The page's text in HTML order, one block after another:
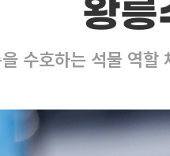
왕릉
수호하는 석물 역할